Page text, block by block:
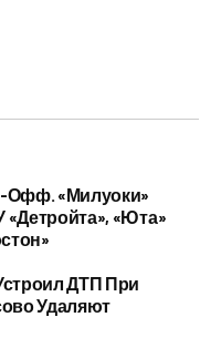
Офф. «Милуоки»
«Юта»
ДТП При
Удаляют